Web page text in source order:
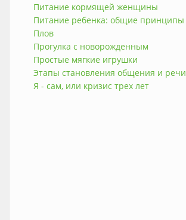
Питание кормящей женщины
Питание ребенка: общие принципы
Плов
Прогулка с новорожденным
Простые мягкие игрушки
Этапы становления общения и речи
Я - сам, или кризис трех лет